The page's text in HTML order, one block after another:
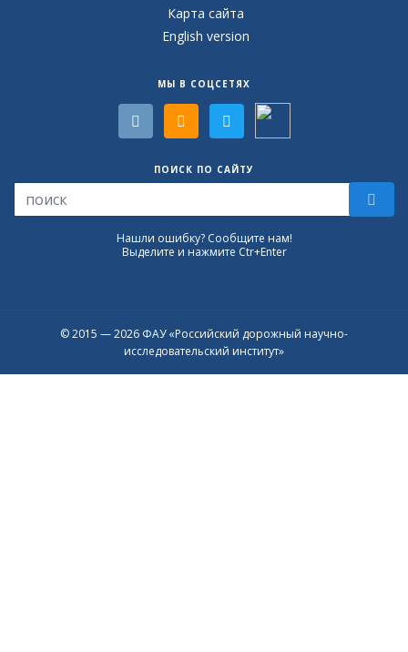
Карта сайта
English version
МЫ В СОЦСЕТЯХ
ПОИСК ПО САЙТУ
Нашли ошибку? Сообщите нам!
Выделите и нажмите Ctr+Enter
© 2015 — 2026 ФАУ «Российский дорожный научно-
исследовательский институт»